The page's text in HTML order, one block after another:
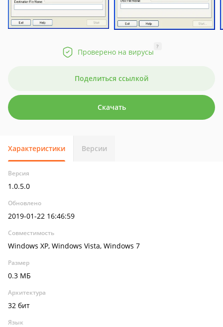
Проверено на вирусы
?
Поделиться ссылкой
Скачать
Характеристики Версии
Версия
1.0.5.0
Обновлено
2019-01-22 16:46:59
Совместимость
Windows XP, Windows Vista, Windows 7
Размер
0.3 МБ
Архитектура
32 бит
Язык